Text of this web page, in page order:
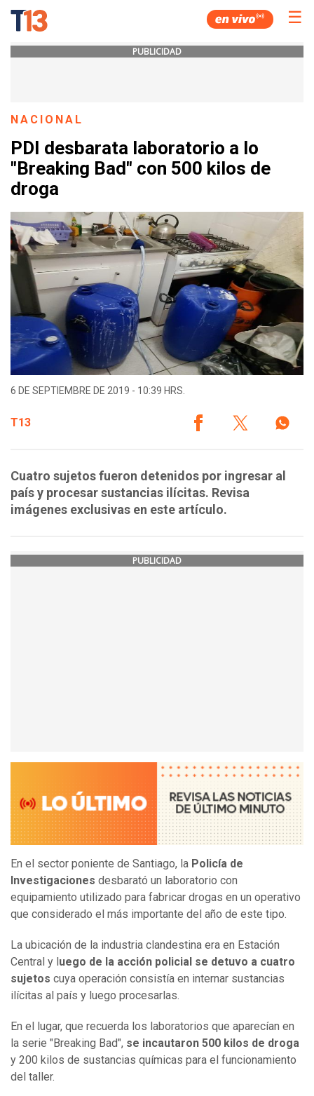
☰
PUBLICIDAD
NACIONAL
PDI desbarata laboratorio a lo
"Breaking Bad" con 500 kilos de
droga
6 DE SEPTIEMBRE DE 2019 - 10:39 HRS.
T13
Cuatro sujetos fueron detenidos por ingresar al
país y procesar sustancias ilícitas. Revisa
imágenes exclusivas en este artículo.
PUBLICIDAD
En el sector poniente de Santiago, la Policía de
Investigaciones desbarató un laboratorio con
equipamiento utilizado para fabricar drogas en un operativo
que considerado el más importante del año de este tipo.
La ubicación de la industria clandestina era en Estación
Central y l uego de la acción policial se detuvo a cuatro
sujetos cuya operación consistía en internar sustancias
ilícitas al país y luego procesarlas.
En el lugar, que recuerda los laboratorios que aparecían en
la serie "Breaking Bad", se incautaron 500 kilos de droga
y 200 kilos de sustancias químicas para el funcionamiento
del taller.